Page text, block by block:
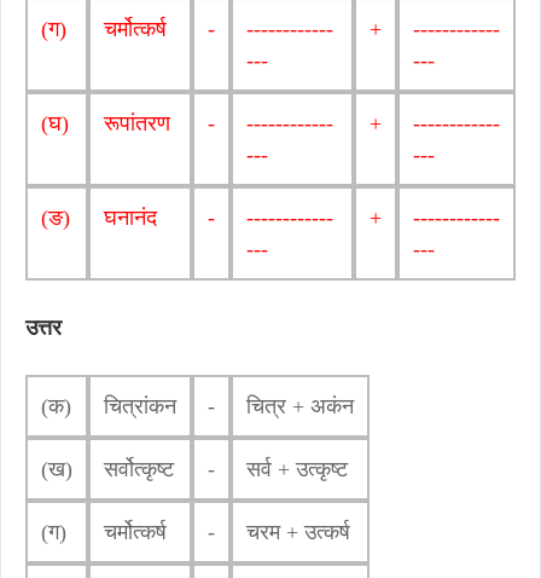
(ग) चर्मोत्कर्ष -
------------
---
+
------------
---
(घ) रूपांतरण -
------------
---
+
------------
---
(ङ) घनानंद -
------------
---
+
------------
---
उत्तर
(क) चित्रांकन - चित्र + अकंन
(ख) सर्वोत्कृष्ट - सर्व + उत्कृष्ट
(ग) चर्मोत्कर्ष - चरम + उत्कर्ष